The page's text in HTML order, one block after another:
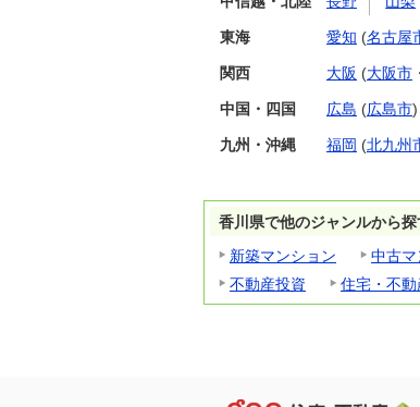
東海 愛知 (名古屋
関西 大阪 (大阪市
中国・四国 広島 (広島市)
九州・沖縄 福岡 (北九州
香川県で他のジャンルから探
新築マンション
中古マ
不動産投資
住宅・不動